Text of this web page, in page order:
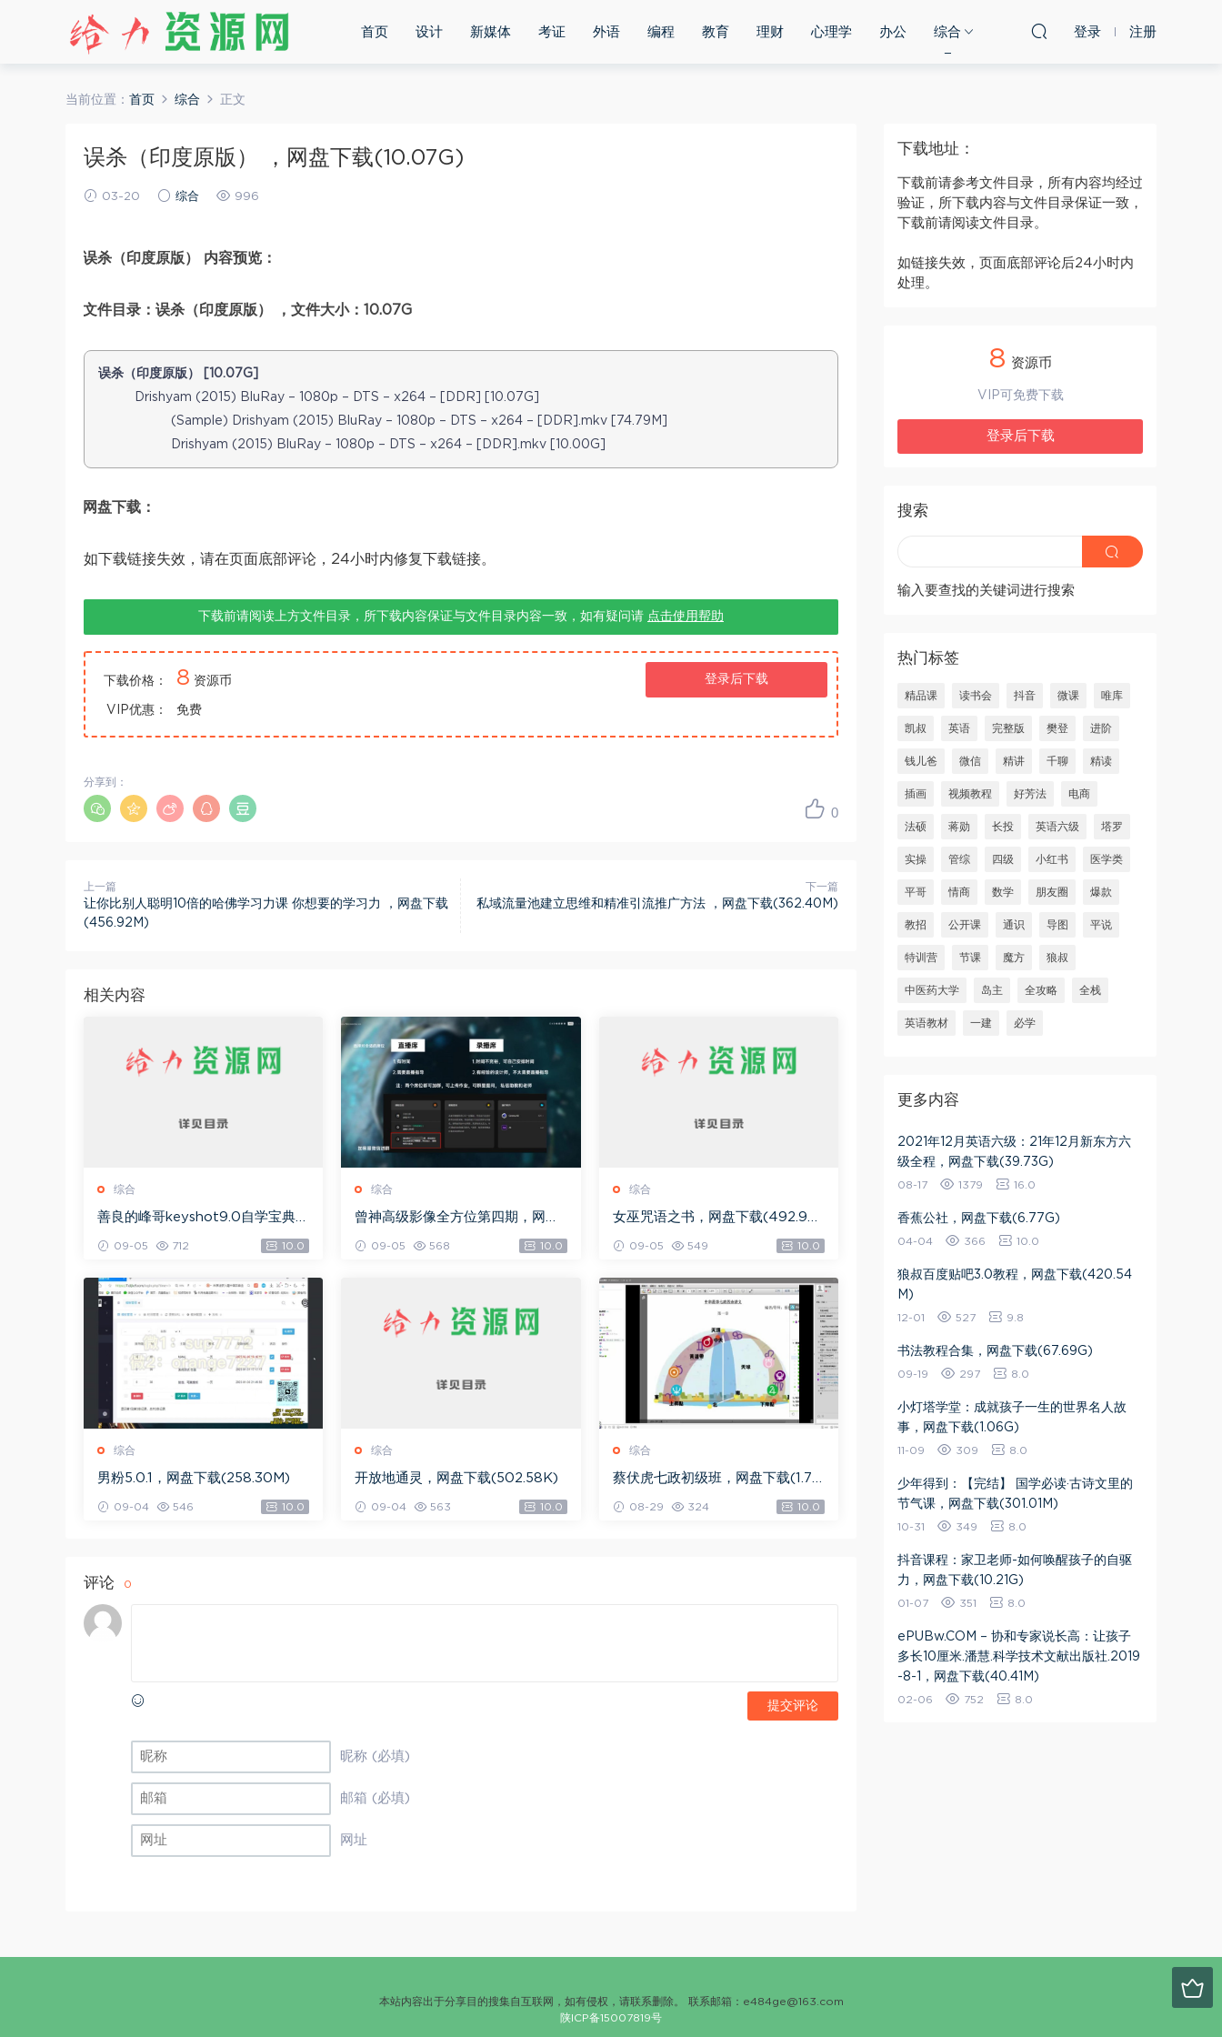
首页 设计 新媒体 考证 外语 编程 教育 理财 心理学 办公 综合 登录 注册
当前位置： 首页 综合 正文
误杀（印度原版） ，网盘下载(10.07G)
03-20 综合 996
误杀（印度原版） 内容预览：
文件目录：误杀（印度原版） ，文件大小：10.07G
误杀（印度原版） [10.07G]
Drishyam (2015) BluRay – 1080p – DTS – x264 – [DDR] [10.07G]
(Sample) Drishyam (2015) BluRay – 1080p – DTS – x264 – [DDR].mkv [74.79M]
Drishyam (2015) BluRay – 1080p – DTS – x264 – [DDR].mkv [10.00G]
网盘下载：
如下载链接失效，请在页面底部评论，24小时内修复下载链接。
下载前请阅读上方文件目录，所下载内容保证与文件目录内容一致，如有疑问请 点击使用帮助
下载价格： 8 资源币
VIP优惠： 免费
登录后下载
0
分享到：
上一篇
让你比别人聪明10倍的哈佛学习力课 你想要的学习力 ，网盘下载
(456.92M)
下一篇
私域流量池建立思维和精准引流推广方法 ，网盘下载(362.40M)
相关内容
综合
善良的峰哥keyshot9.0自学宝典，
09-05 712 10.0
综合
曾神高级影像全方位第四期，网盘
09-05 568 10.0
综合
女巫咒语之书，网盘下载(492.99
09-05 549 10.0
综合
男粉5.0.1，网盘下载(258.30M)
09-04 546 10.0
综合
开放地通灵，网盘下载(502.58K)
09-04 563 10.0
综合
蔡伏虎七政初级班，网盘下载(1.79
08-29 324 10.0
评论 0
提交评论
昵称 (必填)
邮箱 (必填)
网址
下载地址：
下载前请参考文件目录，所有内容均经过
验证，所下载内容与文件目录保证一致，
下载前请阅读文件目录。
如链接失效，页面底部评论后24小时内
处理。
8 资源币
VIP可免费下载
登录后下载
搜索
输入要查找的关键词进行搜索
热门标签
精品课 读书会 抖音 微课 唯库
凯叔 英语 完整版 樊登 进阶
钱儿爸 微信 精讲 千聊 精读
插画 视频教程 好芳法 电商
法硕 蒋勋 长投 英语六级 塔罗
实操 管综 四级 小红书 医学类
平哥 情商 数学 朋友圈 爆款
教招 公开课 通识 导图 平说
特训营 节课 魔方 狼叔
中医药大学 岛主 全攻略 全栈
英语教材 一建 必学
更多内容
2021年12月英语六级：21年12月新东方六
级全程，网盘下载(39.73G)
08-17 1379 16.0
香蕉公社，网盘下载(6.77G)
04-04 366 10.0
​狼叔百度贴吧3.0教程​，网盘下载(420.54
M)
12-01 527 9.8
书法教程合集，网盘下载(67.69G)
09-19 297 8.0
小灯塔学堂：成就孩子一生的世界名人故
事，网盘下载(1.06G)
11-09 309 8.0
少年得到：【完结】 国学必读·古诗文里的
节气课，网盘下载(301.01M)
10-31 349 8.0
抖音课程：家卫老师-如何唤醒孩子的自驱
力，网盘下载(10.21G)
01-07 351 8.0
ePUBw.COM – 协和专家说长高：让孩子
多长10厘米.潘慧.科学技术文献出版社.2019
-8-1，网盘下载(40.41M)
02-06 752 8.0
本站内容出于分享目的搜集自互联网，如有侵权，请联系删除。 联系邮箱： e484ge@163.com
陕ICP备15007819号